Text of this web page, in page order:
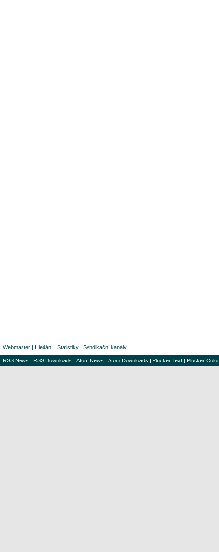
Webmaster | Hledání | Statistiky | Syndikační kanály
RSS News | RSS Downloads | Atom News | Atom Downloads | Plucker Text | Plucker Color